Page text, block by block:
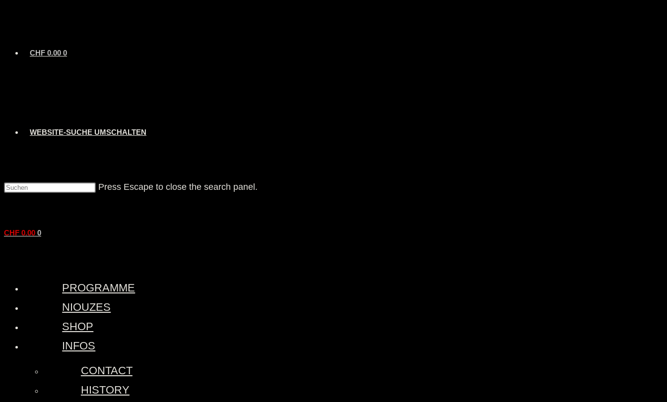
CHF 0.00 0
WEBSITE-SUCHE UMSCHALTEN
Press Escape to close the search panel.
CHF 0.00 0
PROGRAMME
NIOUZES
SHOP
INFOS
CONTACT
HISTORY